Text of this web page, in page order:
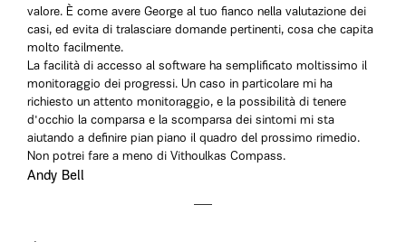
valore. È come avere George al tuo fianco nella valutazione dei
casi, ed evita di tralasciare domande pertinenti, cosa che capita
molto facilmente.
La facilità di accesso al software ha semplificato moltissimo il
monitoraggio dei progressi. Un caso in particolare mi ha
richiesto un attento monitoraggio, e la possibilità di tenere
d'occhio la comparsa e la scomparsa dei sintomi mi sta
aiutando a definire pian piano il quadro del prossimo rimedio.
Non potrei fare a meno di Vithoulkas Compass.
Andy Bell